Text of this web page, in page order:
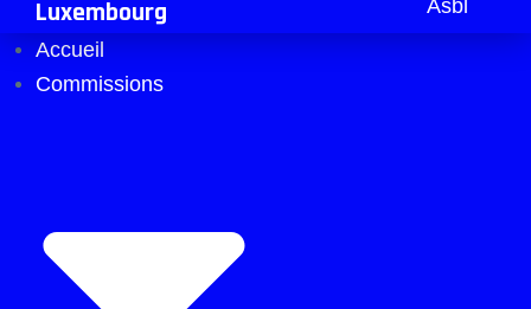
Luxembourg
Asbl
Accueil
Commissions